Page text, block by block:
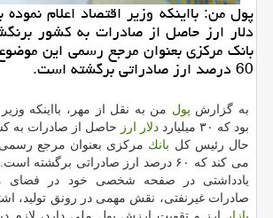
دلار ارز حاصل از صادرات به كشور
بانك مركزی بعنوان مرجع رسمی این
60 درصد ارز صادراتی برگشته است.
به گزارش پول من به نقل از مهر، بااینكه وزیر
بود كه ۳۰ میلیارد
دلار ارز حاصل از صادرات به
حال رئیس كل بانك مركزی بعنوان مرجع رسمی
می كند كه ۶۰ درصد ارز صادراتی برگشته
یادداشتی در صفحه شخصی خود در فضای
صادرات غیرنفتی، نقش مهمی در رونق تولید،
بازار
ارز و تقویت ارزش پول ملی دارد، لازم